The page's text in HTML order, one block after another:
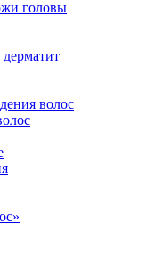
головы
волос